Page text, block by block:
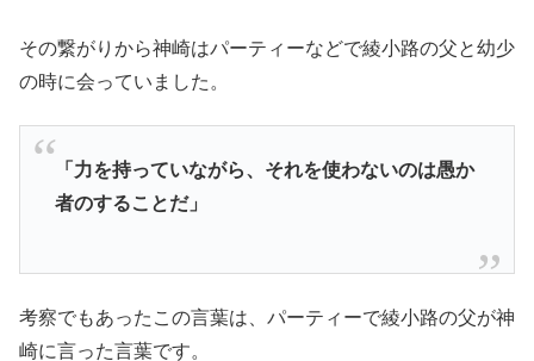
その繋がりから神崎はパーティーなどで綾小路の父と幼少
の時に会っていました。
「力を持っていながら、それを使わないのは愚か
者のすることだ」
考察でもあったこの言葉は、パーティーで綾小路の父が神
崎に言った言葉です。